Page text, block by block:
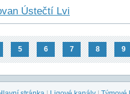
Ústečtí Lvi
5 6 7 8 9